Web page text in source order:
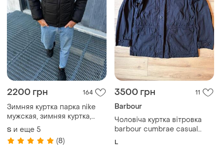
2200 грн 164
Зимняя куртка парка nike
мужская, зимняя куртка,
чоловіча куртка
S и еще 5
(8)
3500 грн 11
Barbour
Чоловіча куртка вітровка
barbour cumbrae casual
jacket (north sea), розмір l
L